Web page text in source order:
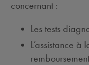
concernant :
Les tests
L’assistance à